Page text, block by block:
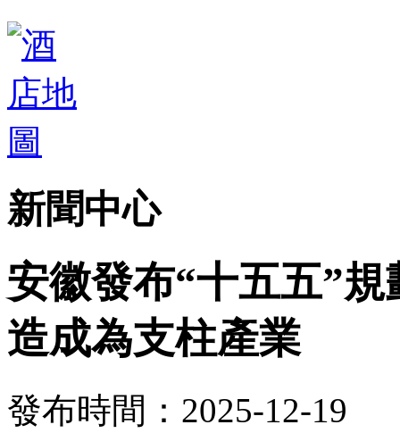
新聞中心
安徽發布“十五五”
造成為支柱產業
發布時間：2025-12-19